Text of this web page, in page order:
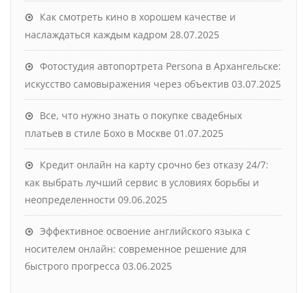
Как смотреть кино в хорошем качестве и
наслаждаться каждым кадром 28.07.2025
Фотостудия автопортрета Persona в Архангельске:
искусство самовыражения через объектив 03.07.2025
Все, что нужно знать о покупке свадебных
платьев в стиле Бохо в Москве 01.07.2025
Кредит онлайн на карту срочно без отказу 24/7:
как выбрать лучший сервис в условиях борьбы и
неопределенности 09.06.2025
Эффективное освоение английского языка с
носителем онлайн: современное решение для
быстрого прогресса 03.06.2025